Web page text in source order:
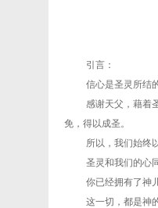
引言：
信心是圣灵所结
感谢天父，藉着
免，得以成圣。
所以，我们始终
圣灵和我们的心
你已经拥有了神
这一切，都是神